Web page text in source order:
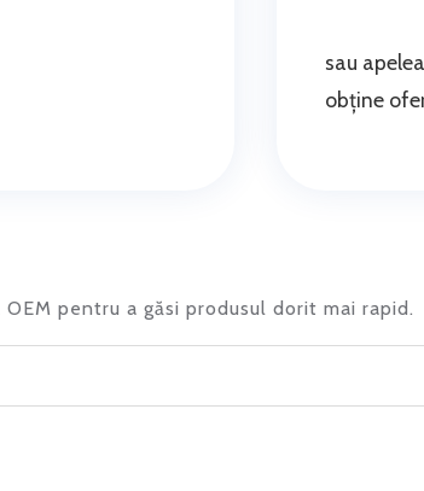
sau
obține
pentru a găsi produsul dorit mai rapid.